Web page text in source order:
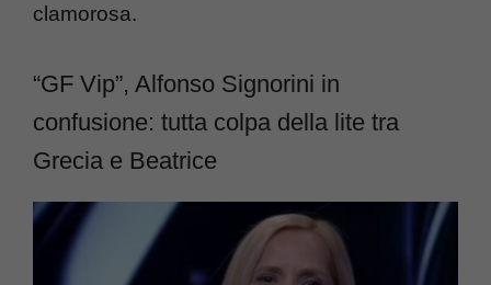
clamorosa.
“GF Vip”, Alfonso Signorini in
confusione: tutta colpa della lite tra
Grecia e Beatrice